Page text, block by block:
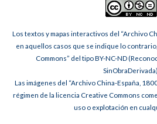
Los textos y mapas interactivos del “Archivo
en aquellos casos que se indique lo
Commons” del tipo BY-NC-ND
SinObraDerivada).
Las imágenes del “Archivo China-España,
régimen de la licencia Creative Commons
uso o explotación en